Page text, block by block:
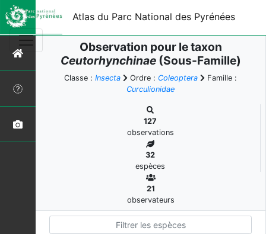
Atlas du Parc National des Pyrénées
Observation pour le taxon
Ceutorhynchinae(Sous-Famille)
Classe : Insecta Ordre : Coleoptera
Famille :
Curculionidae
127
observations
32
espèces
21
observateurs